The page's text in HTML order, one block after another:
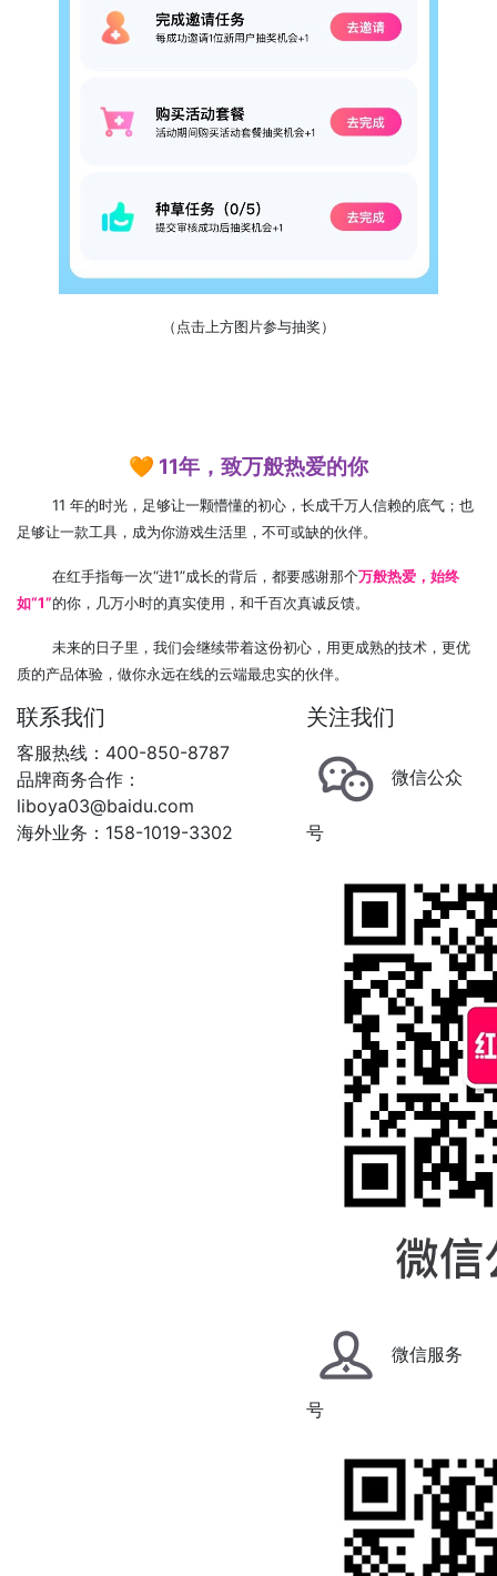
（点击上方图片参与抽奖）
🧡 11年，致万般热爱的你
11 年的时光，足够让一颗懵懂的初心，长成千万人信赖的底气；也
足够让一款工具，成为你游戏生活里，不可或缺的伙伴。
在红手指每一次“进1”成长的背后，都要感谢那个万般热爱，始终
如“1”的你，几万小时的真实使用，和千百次真诚反馈。
未来的日子里，我们会继续带着这份初心，用更成熟的技术，更优
质的产品体验，做你永远在线的云端最忠实的伙伴。
联系我们
客服热线：400-850-8787
品牌商务合作：
liboya03@baidu.com
海外业务：158-1019-3302
关注我们
微信公众
号
微信服务
号